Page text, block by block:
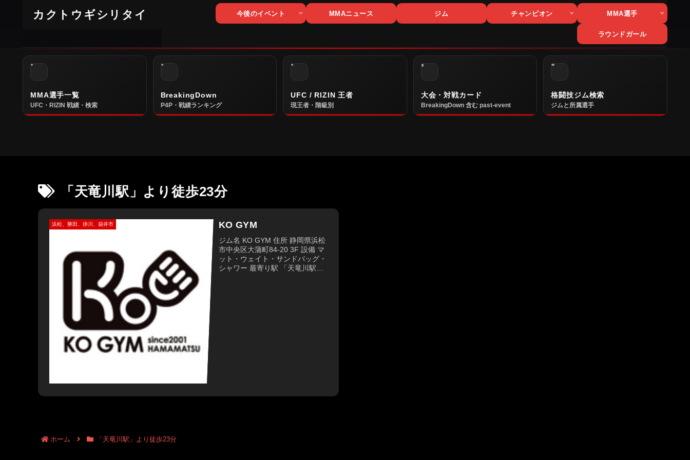
カクトウギシリタイ 今後のイベント MMAニュース ジム チャンピオン MMA選手
ラウンドガール
MMA選手一覧
UFC・RIZIN 戦績・検索
BreakingDown
P4P・戦績ランキング
UFC / RIZIN 王者
現王者・階級別
大会・対戦カード
BreakingDown 含む past-event
格闘技ジム検索
ジムと所属選手
「天竜川駅」より徒歩23分
浜松、磐田、掛川、袋井市 KO GYM
ジム名 KO GYM 住所 静岡県浜松
市中央区大蒲町84-20 3F 設備 マ
ット・ウェイト・サンドバッグ・
シャワー 最寄り駅 「天竜川駅」
ホーム 「天竜川駅」より徒歩23分